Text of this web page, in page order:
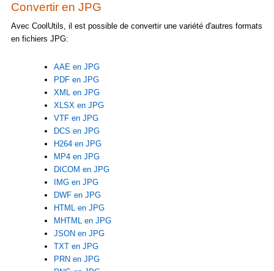
Convertir en JPG
Avec CoolUtils, il est possible de convertir une variété d'autres formats
en fichiers JPG:
AAE en JPG
PDF en JPG
XML en JPG
XLSX en JPG
VTF en JPG
DCS en JPG
H264 en JPG
MP4 en JPG
DICOM en JPG
IMG en JPG
DWF en JPG
HTML en JPG
MHTML en JPG
JSON en JPG
TXT en JPG
PRN en JPG